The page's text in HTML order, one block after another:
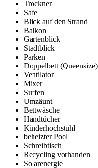
Trockner
Safe
Blick auf den Strand
Balkon
Gartenblick
Stadtblick
Parken
Doppelbett (Queensize)
Ventilator
Mixer
Surfen
Umzäunt
Bettwäsche
Handtücher
Kinderhochstuhl
beheizter Pool
Schreibtisch
Recycling vorhanden
Solarenergie